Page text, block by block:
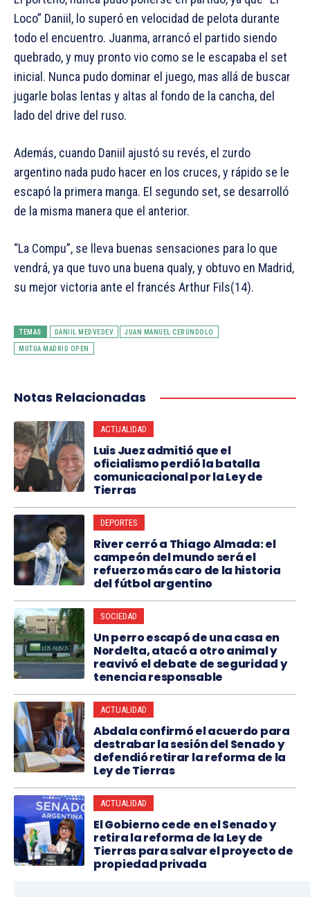
Loco” Daniil, lo superó en velocidad de pelota durante
todo el encuentro. Juanma, arrancó el partido siendo
quebrado, y muy pronto vio como se le escapaba el set
inicial. Nunca pudo dominar el juego, mas allá de buscar
jugarle bolas lentas y altas al fondo de la cancha, del
lado del drive del ruso.
Además, cuando Daniil ajustó su revés, el zurdo
argentino nada pudo hacer en los cruces, y rápido se le
escapó la primera manga. El segundo set, se desarrolló
de la misma manera que el anterior.
“La Compu”, se lleva buenas sensaciones para lo que
vendrá, ya que tuvo una buena qualy, y obtuvo en Madrid,
su mejor victoria ante el francés Arthur Fils(14).
TEMAS DANIIL MEDVEDEV JUAN MANUEL CERÚNDOLO
MUTUA MADRID OPEN
Notas Relacionadas
ACTUALIDAD
Luis Juez admitió que el
oficialismo perdió la batalla
comunicacional por la Ley de
Tierras
DEPORTES
River cerró a Thiago Almada: el
campeón del mundo será el
refuerzo más caro de la historia
del fútbol argentino
SOCIEDAD
Un perro escapó de una casa en
Nordelta, atacó a otro animal y
reavivó el debate de seguridad y
tenencia responsable
ACTUALIDAD
Abdala confirmó el acuerdo para
destrabar la sesión del Senado y
defendió retirar la reforma de la
Ley de Tierras
ACTUALIDAD
El Gobierno cede en el Senado y
retira la reforma de la Ley de
Tierras para salvar el proyecto de
propiedad privada